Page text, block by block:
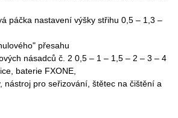
páčka nastavení výšky střihu 0,5 – 1,3 –
přesahu
násadců č. 2 0,5 – 1 – 1,5 – 2 – 3 – 4
baterie FXONE,
nástroj pro seřizování, štětec na čištění a